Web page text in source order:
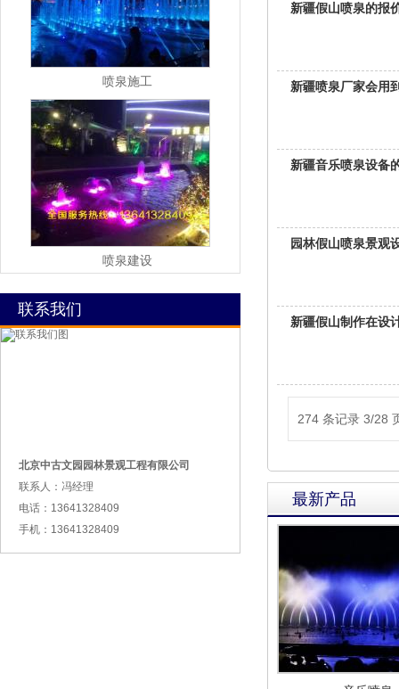
新疆假山喷泉的报
新疆喷泉厂家会用
新疆音乐喷泉设备
园林假山喷泉景观
新疆假山制作在设
274 条记录 3/28
最新产品
喷泉施工
喷泉建设
联系我们
北京中古文园园林景观工程有限公司
联系人：冯经理
电话：13641328409
手机：13641328409